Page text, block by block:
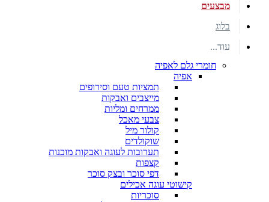
מבצעים
בלוג
עוד...
חומרי גלם לאפיה
אפיה
תמציות טעם וסירופים
מייצבים ואבקות
ממרחים ומליות
צבעי מאכל
קולור מיל
שוקולדים
תערובות לעוגה ואבקות מוכנות
קצפות
דפי סוכר ובצק סוכר
קישוטי עוגה אכילים
סוכריות